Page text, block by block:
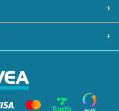
+
+